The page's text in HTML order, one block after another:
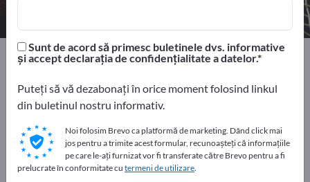
Home Sport şi timp liber Îmbrăcăminte sport
Faceți publicitate gratuit pe
Exportpages!
Nevoile – Ofertele – Bunuri second-hand – Contacte
comerciale >> începeți aici
Sunt de acord să primesc buletinele dvs. informative
și accept declarația de confidențialitate a datelor.
Puteți să vă dezabonați în orice moment folosind linkul
din buletinul nostru informativ.
Noi folosim Brevo ca platformă de marketing. Dând click mai
jos pentru a trimite acest formular, recunoașteți că informațiile
pe care le-ați furnizat vor fi transferate către Brevo pentru a fi
prelucrate în conformitate cu termeni de utilizare.